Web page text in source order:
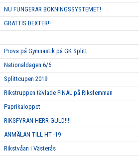
NU FUNGERAR BOKNINGSSYSTEMET!
GRATTIS DEXTER!!
Prova på Gymnastik på GK Splitt
Nationaldagen 6/6
Splittcupen 2019
Rikstruppen tävlade FINAL på Riksfemman
Paprikaloppet
RIKSFYRAN HERR GULD!!!!
ANMÄLAN TILL HT -19
Rikstvåan i Västerås